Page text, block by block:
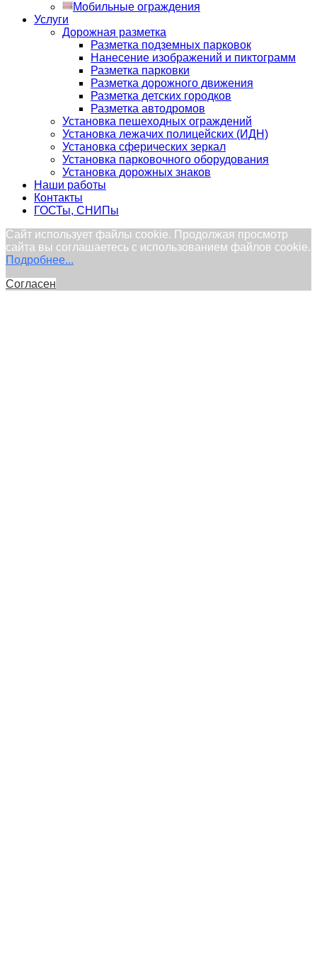
Мобильные ограждения
Услуги
Дорожная разметка
Разметка подземных парковок
Нанесение изображений и пиктограмм
Разметка парковки
Разметка дорожного движения
Разметка детских городков
Разметка автодромов
Установка пешеходных ограждений
Установка лежачих полицейских (ИДН)
Установка сферических зеркал
Установка парковочного оборудования
Установка дорожных знаков
Наши работы
Контакты
ГОСТы, СНИПы
Сайт использует файлы cookie. Продолжая просмотр
сайта вы соглашаетесь с использованием файлов cookie.
Подробнее...
Согласен